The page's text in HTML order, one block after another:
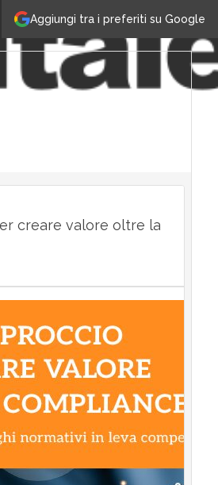
Aggiungi tra i preferiti su Google
creare valore oltre la